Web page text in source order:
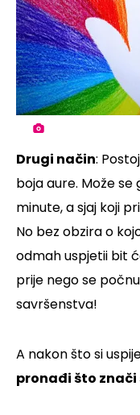
Drugi način:
boja aure. Može
minute, a sjaj koji
No bez obzira o
odmah uspjetii bit
prije nego se
savršenstva!
A nakon što si
pronađi što